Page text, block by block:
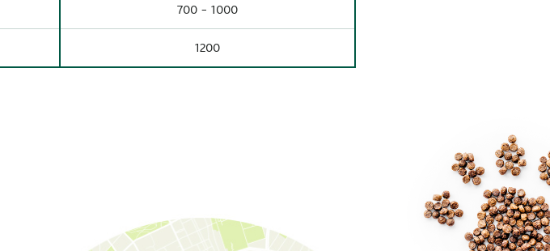
700 - 1000
1200